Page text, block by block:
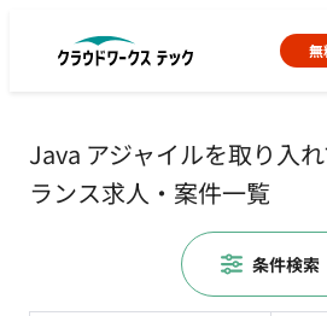
無
Java アジャイルを取り入
ランス求人・案件一覧
条件検索